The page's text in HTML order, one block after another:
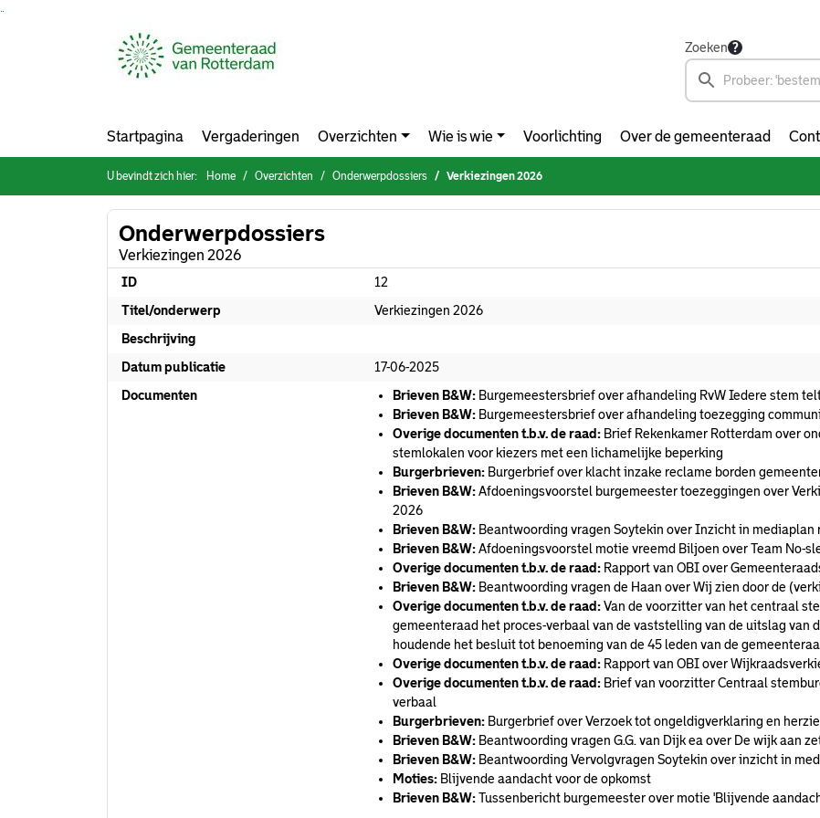
Zoeken
Startpagina Vergaderingen Overzichten Wie is wie Voorlichting Over de gemeenteraad
U bevindt zich hier: Home Overzichten Onderwerpdossiers Verkiezingen 2026
Onderwerpdossiers
Verkiezingen 2026
ID
12
Titel/onderwerp
Verkiezingen 2026
Beschrijving
Datum publicatie
17-06-2025
Documenten
Brieven B&W: Burgemeestersbrief over afhandeling RvW Iedere stem
Brieven B&W: Burgemeestersbrief over afhandeling toezegging
Overige documenten t.b.v. de raad: Brief Rekenkamer Rotterdam over
stemlokalen voor kiezers met een lichamelijke beperking
Burgerbrieven: Burgerbrief over klacht inzake reclame borden
Brieven B&W:Afdoeningsvoorstel burgemeester toezeggingen over
2026
Brieven B&W: Beantwoording vragen Soytekin over Inzicht in
Brieven B&W:Afdoeningsvoorstel motie vreemd Biljoen over Team No-
Overige documenten t.b.v. de raad: Rapport van OBI over
Brieven B&W: Beantwoording vragen de Haan over Wij zien door de
Overige documenten t.b.v. de raad:Van de voorzitter van het centraal
gemeenteraad het proces-verbaal van de vaststelling van de uitslag van
houdende het besluit tot benoeming van de 45 leden van de
Overige documenten t.b.v. de raad: Rapport van OBI over
Overige documenten t.b.v. de raad: Brief van voorzitter Centraal
verbaal
Burgerbrieven: Burgerbrief over Verzoek tot ongeldigverklaring en
Brieven B&W: Beantwoording vragen G.G. van Dijk ea over De wijk aan
Brieven B&W: Beantwoording Vervolgvragen Soytekin over inzicht in
Moties: Blijvende aandacht voor de opkomst
Brieven B&W:Tussenbericht burgemeester over motie 'Blijvende